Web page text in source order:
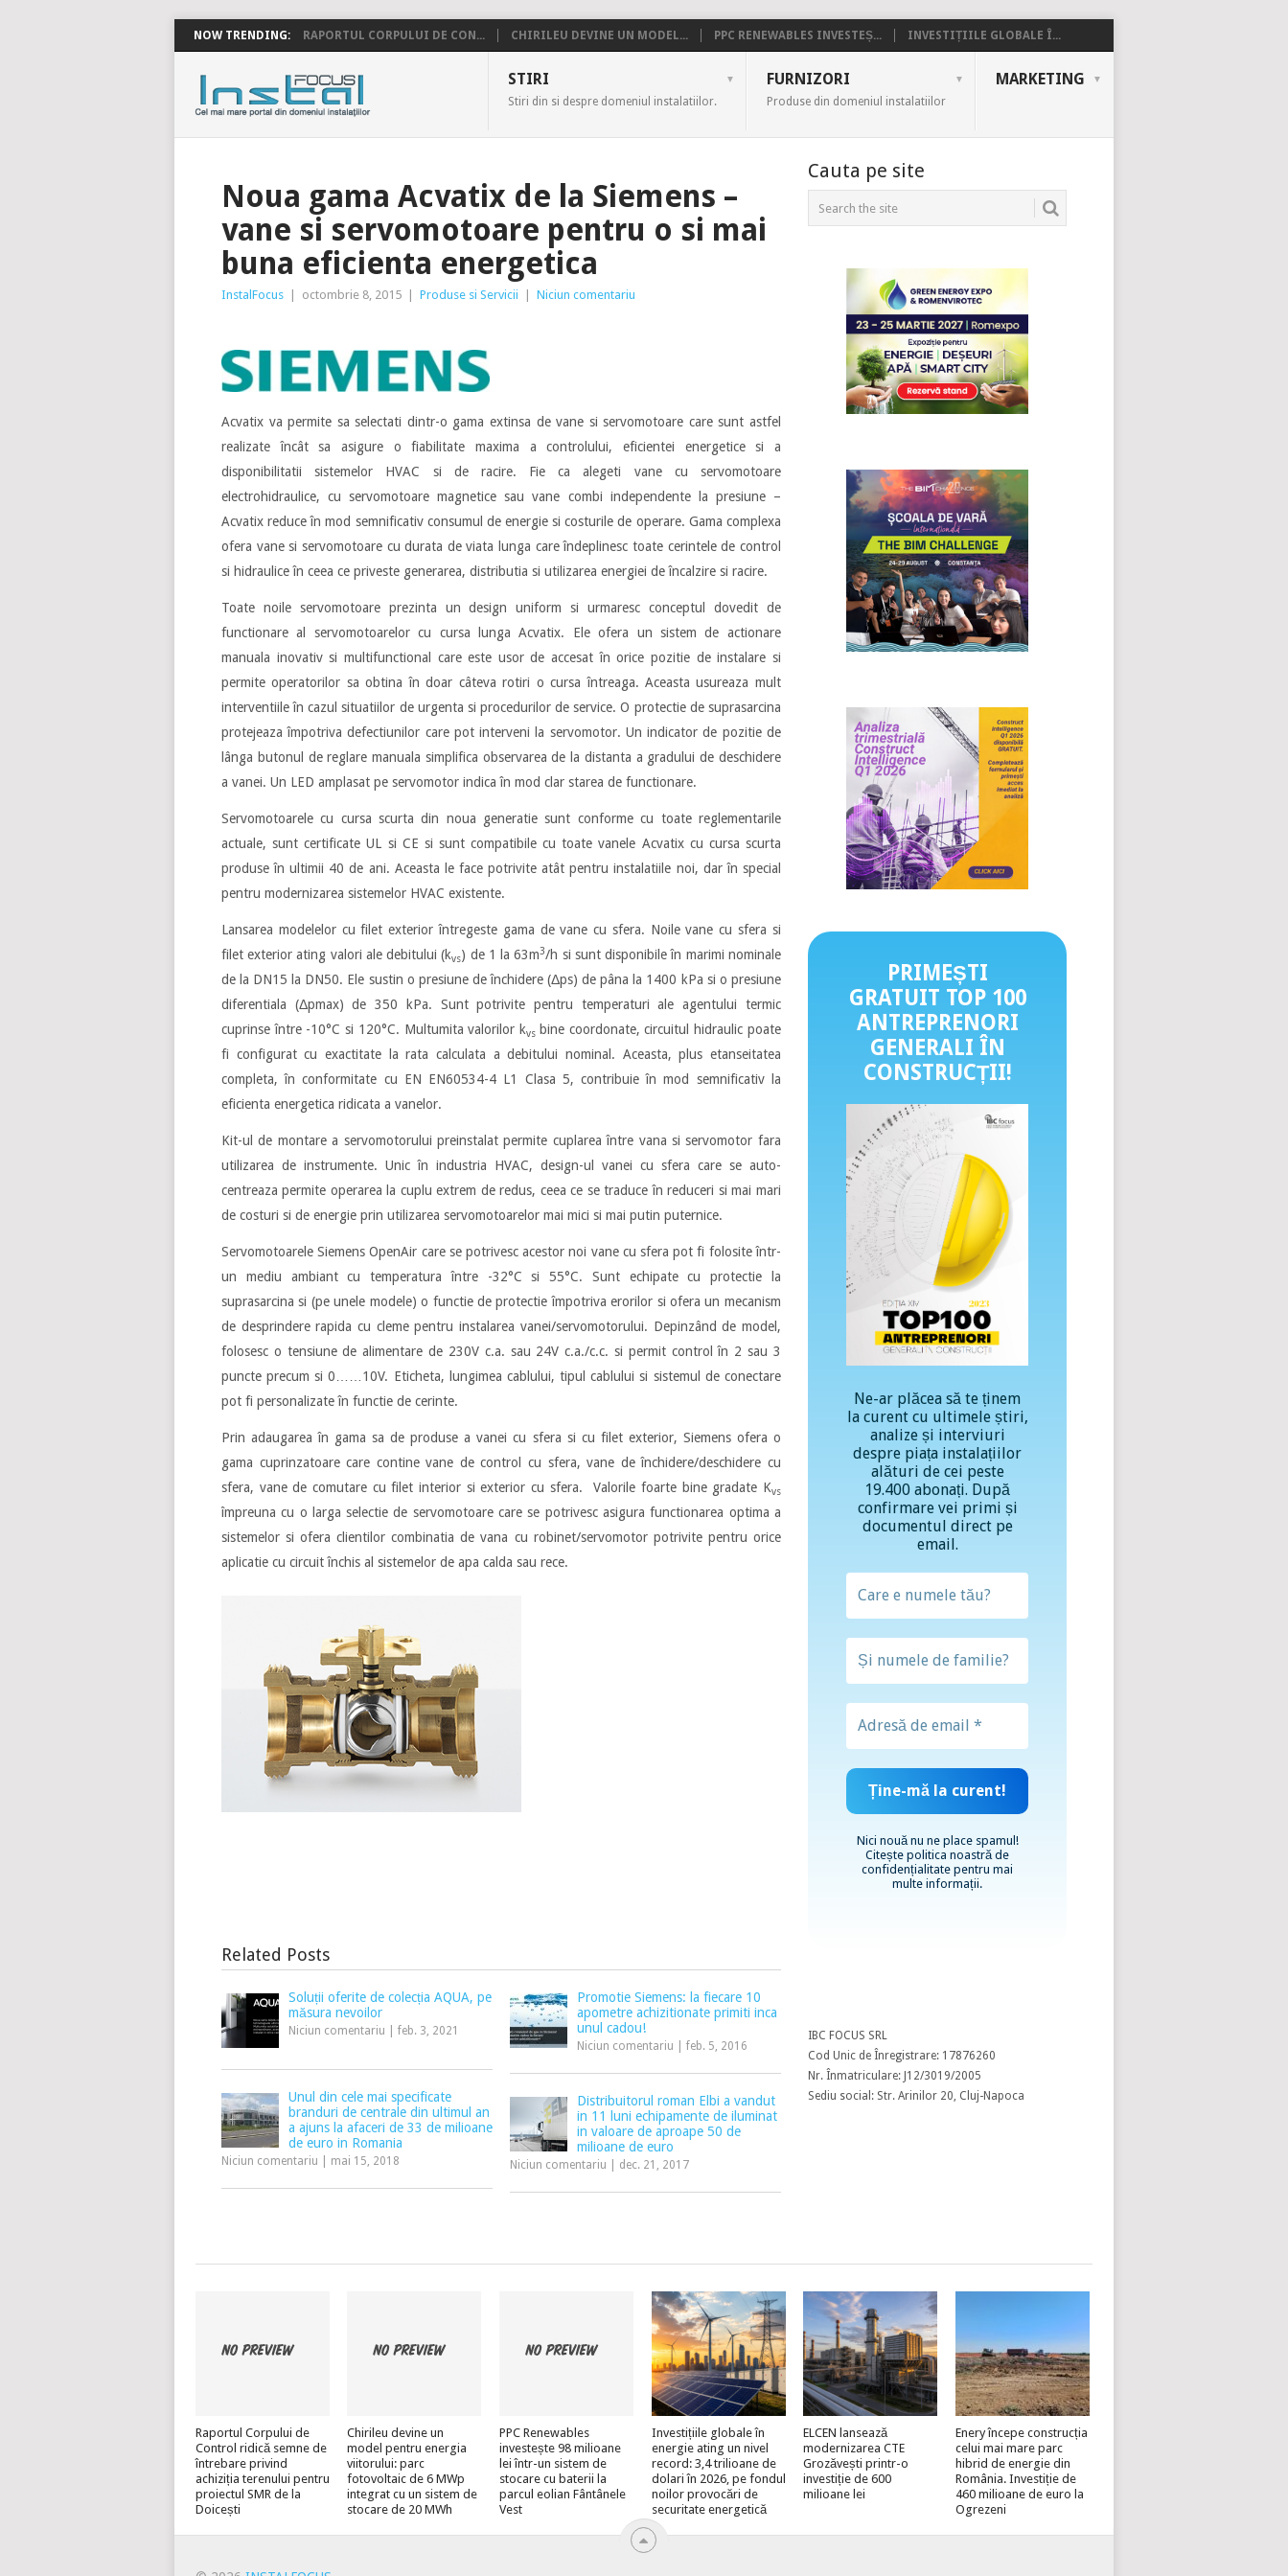
NOW TRENDING: RAPORTUL CORPULUI DE CON... CHIRILEU DEVINE UN MODEL... PPC RENEWABLES INVESTEȘ... INVESTIȚIILE GLOBALE Î...
INSTALFOCUS STIRI
Stiri din si despre domeniul instalatiilor.
FURNIZORI
Produse din domeniul instalatiilor
MARKETING
Noua gama Acvatix de la Siemens –
vane si servomotoare pentru o si mai
buna eficienta energetica
InstalFocus octombrie 8, 2015 Produse si Servicii Niciun comentariu
Acvatix va permite sa selectati dintr-o gama extinsa de vane si servomotoare care sunt astfel
realizate încât sa asigure o fiabilitate maxima a controlului, eficientei energetice si a
disponibilitatii sistemelor HVAC si de racire. Fie ca alegeti vane cu servomotoare
electrohidraulice, cu servomotoare magnetice sau vane combi independente la presiune –
Acvatix reduce în mod semnificativ consumul de energie si costurile de operare. Gama complexa
ofera vane si servomotoare cu durata de viata lunga care îndeplinesc toate cerintele de control
si hidraulice în ceea ce priveste generarea, distributia si utilizarea energiei de încalzire si racire.
Toate noile servomotoare prezinta un design uniform si urmaresc conceptul dovedit de
functionare al servomotoarelor cu cursa lunga Acvatix. Ele ofera un sistem de actionare
manuala inovativ si multifunctional care este usor de accesat în orice pozitie de instalare si
permite operatorilor sa obtina în doar câteva rotiri o cursa întreaga. Aceasta usureaza mult
interventiile în cazul situatiilor de urgenta si procedurilor de service. O protectie de suprasarcina
protejeaza împotriva defectiunilor care pot interveni la servomotor. Un indicator de pozitie de
lânga butonul de reglare manuala simplifica observarea de la distanta a gradului de deschidere
a vanei. Un LED amplasat pe servomotor indica în mod clar starea de functionare.
Servomotoarele cu cursa scurta din noua generatie sunt conforme cu toate reglementarile
actuale, sunt certificate UL si CE si sunt compatibile cu toate vanele Acvatix cu cursa scurta
produse în ultimii 40 de ani. Aceasta le face potrivite atât pentru instalatiile noi, dar în special
pentru modernizarea sistemelor HVAC existente.
Lansarea modelelor cu filet exterior întregeste gama de vane cu sfera. Noile vane cu sfera si
filet exterior ating valori ale debitului (kvs) de 1 la 63m3/h si sunt disponibile în marimi nominale
de la DN15 la DN50. Ele sustin o presiune de închidere (Δps) de pâna la 1400 kPa si o presiune
diferentiala (Δpmax) de 350 kPa. Sunt potrivite pentru temperaturi ale agentului termic
cuprinse între -10°C si 120°C. Multumita valorilor kvs bine coordonate, circuitul hidraulic poate
fi configurat cu exactitate la rata calculata a debitului nominal. Aceasta, plus etanseitatea
completa, în conformitate cu EN EN60534-4 L1 Clasa 5, contribuie în mod semnificativ la
eficienta energetica ridicata a vanelor.
Kit-ul de montare a servomotorului preinstalat permite cuplarea între vana si servomotor fara
utilizarea de instrumente. Unic în industria HVAC, design-ul vanei cu sfera care se auto-
centreaza permite operarea la cuplu extrem de redus, ceea ce se traduce în reduceri si mai mari
de costuri si de energie prin utilizarea servomotoarelor mai mici si mai putin puternice.
Servomotoarele Siemens OpenAir care se potrivesc acestor noi vane cu sfera pot fi folosite într-
un mediu ambiant cu temperatura între -32°C si 55°C. Sunt echipate cu protectie la
suprasarcina si (pe unele modele) o functie de protectie împotriva erorilor si ofera un mecanism
de desprindere rapida cu cleme pentru instalarea vanei/servomotorului. Depinzând de model,
folosesc o tensiune de alimentare de 230V c.a. sau 24V c.a./c.c. si permit control în 2 sau 3
puncte precum si 0……10V. Eticheta, lungimea cablului, tipul cablului si sistemul de conectare
pot fi personalizate în functie de cerinte.
Prin adaugarea în gama sa de produse a vanei cu sfera si cu filet exterior, Siemens ofera o
gama cuprinzatoare care contine vane de control cu sfera, vane de închidere/deschidere cu
sfera, vane de comutare cu filet interior si exterior cu sfera. Valorile foarte bine gradate Kvs
împreuna cu o larga selectie de servomotoare care se potrivesc asigura functionarea optima a
sistemelor si ofera clientilor combinatia de vana cu robinet/servomotor potrivite pentru orice
aplicatie cu circuit închis al sistemelor de apa calda sau rece.
Related Posts
Soluții oferite de colecția AQUA, pe
măsura nevoilor
Niciun comentariu feb. 3, 2021
Promotie Siemens: la fiecare 10
apometre achizitionate primiti inca
unul cadou!
Niciun comentariu feb. 5, 2016
Unul din cele mai specificate
branduri de centrale din ultimul an
a ajuns la afaceri de 33 de milioane
de euro in Romania
Niciun comentariu mai 15, 2018
Distribuitorul roman Elbi a vandut
in 11 luni echipamente de iluminat
in valoare de aproape 50 de
milioane de euro
Niciun comentariu dec. 21, 2017
Cauta pe site
PRIMEȘTI
GRATUIT TOP 100
ANTREPRENORI
GENERALI ÎN
CONSTRUCȚII!
Ne-ar plăcea să te ținem
la curent cu ultimele știri,
analize și interviuri
despre piața instalațiilor
alături de cei peste
19.400 abonați. După
confirmare vei primi și
documentul direct pe
email.
Nici nouă nu ne place spamul!
Citește politica noastră de
confidențialitate pentru mai
multe informații.
IBC FOCUS SRL
Cod Unic de Înregistrare: 17876260
Nr. Înmatriculare: J12/3019/2005
Sediu social: Str. Arinilor 20, Cluj-Napoca
Raportul Corpului de
Control ridică semne de
întrebare privind
achiziția terenului pentru
proiectul SMR de la
Doicești
Chirileu devine un
model pentru energia
viitorului: parc
fotovoltaic de 6 MWp
integrat cu un sistem de
stocare de 20 MWh
PPC Renewables
investește 98 milioane
lei într-un sistem de
stocare cu baterii la
parcul eolian Fântânele
Vest
Investițiile globale în
energie ating un nivel
record: 3,4 trilioane de
dolari în 2026, pe fondul
noilor provocări de
securitate energetică
ELCEN lansează
modernizarea CTE
Grozăvești printr-o
investiție de 600
milioane lei
Enery începe construcția
celui mai mare parc
hibrid de energie din
România. Investiție de
460 milioane de euro la
Ogrezeni